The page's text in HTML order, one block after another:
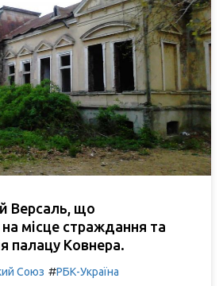
Версаль, що
місце страждання та
палацу Ковнера.
Союз #РБК-Україна